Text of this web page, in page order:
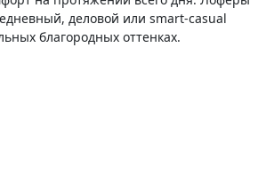
деловой или smart-casual
благородных оттенках.